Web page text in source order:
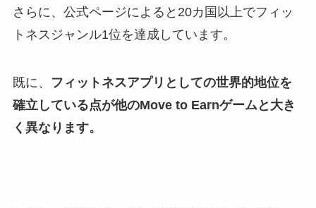
さらに、公式ページによると20カ国以上でフィッ
トネスジャンル1位を達成しています。
既に、
フィットネスアプリとしての世界的地位を
確立している点が他のMove to Earnゲームと大き
く異なります。